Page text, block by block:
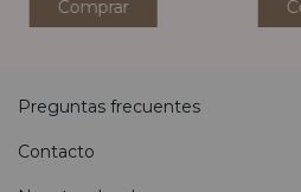
Preguntas frecuentes
Contacto